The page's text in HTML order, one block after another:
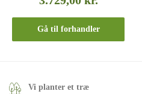
Gå til forhandler
Vi planter et træ